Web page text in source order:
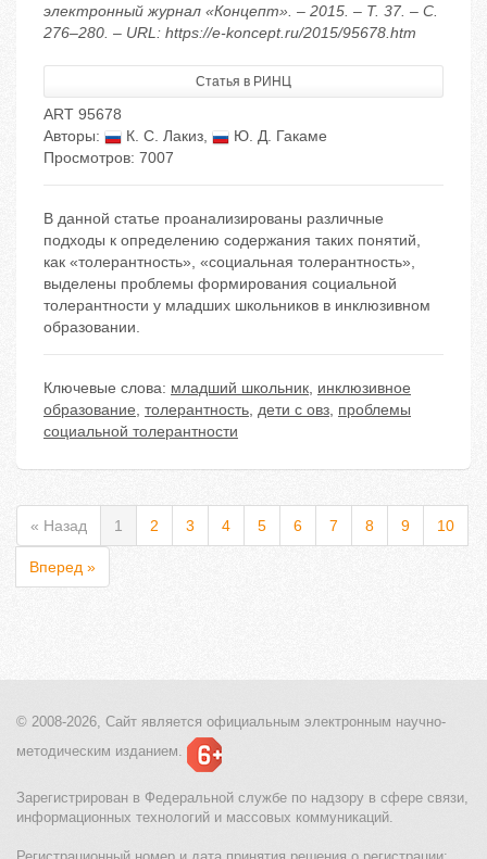
электронный журнал «Концепт». – 2015. – Т. 37. – С.
276–280. – URL: https://e-koncept.ru/2015/95678.htm
Статья в РИНЦ
ART 95678
Авторы:
К. С. Лакиз,
Ю. Д. Гакаме
Просмотров: 7007
В данной статье проанализированы различные
подходы к определению содержания таких понятий,
как «толерантность», «социальная толерантность»,
выделены проблемы формирования социальной
толерантности у младших школьников в инклюзивном
образовании.
Ключевые слова: младший школьник, инклюзивное
образование, толерантность, дети с овз, проблемы
социальной толерантности
« Назад 1 2 3 4 5 6 7 8 9 10
Вперед »
© 2008-2026, Сайт является официальным электронным научно-
методическим изданием.
Зарегистрирован в Федеральной службе по надзору в сфере связи,
информационных технологий и массовых коммуникаций.